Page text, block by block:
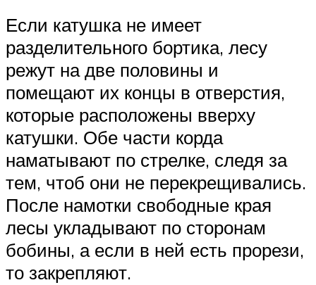
Если катушка не имеет
разделительного бортика, лесу
режут на две половины и
помещают их концы в отверстия,
которые расположены вверху
катушки. Обе части корда
наматывают по стрелке, следя за
тем, чтоб они не перекрещивались.
После намотки свободные края
лесы укладывают по сторонам
бобины, а если в ней есть прорези,
то закрепляют.